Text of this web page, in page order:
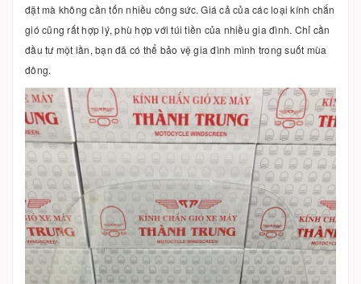
đặt mà không cần tốn nhiều công sức. Giá cả của các loại kính chắn
gió cũng rất hợp lý, phù hợp với túi tiền của nhiều gia đình. Chỉ cần
đầu tư một lần, bạn đã có thể bảo vệ gia đình mình trong suốt mùa
đông.